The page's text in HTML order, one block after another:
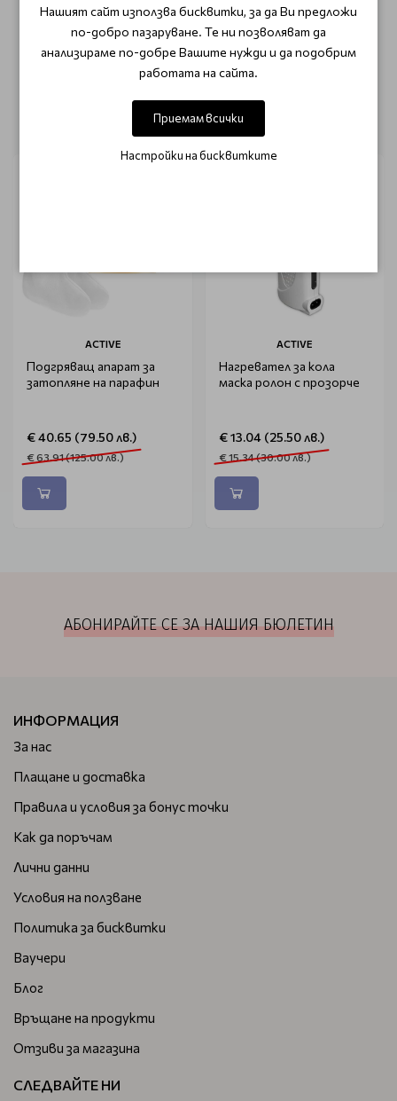
Този продукт няма отзиви.
НАПИШЕТЕ ОТЗИВ
ОЩЕ ОТ КАТЕГОРИЯТА
ACTIVE
Подгряващ апарат за
затопляне на парафин
€ 40.65 (79.50 лв.)
€ 63.91 (125.00 лв.)
ACTIVE
Нагревател за кола
маска ролон с прозорче
€ 13.04 (25.50 лв.)
€ 15.34 (30.00 лв.)
АБОНИРАЙТЕ СЕ ЗА НАШИЯ БЮЛЕТИН
ИНФОРМАЦИЯ
За нас
Плащане и доставка
Правила и условия за бонус точки
Как да поръчам
Лични данни
Условия на ползване
Политика за бисквитки
Ваучери
Блог
Връщане на продукти
Отзиви за магазина
СЛЕДВАЙТЕ НИ
Нашият сайт използва бисквитки, за да Ви предложи
по-добро пазаруване. Те ни позволяват да
анализираме по-добре Вашите нужди и да подобрим
работата на сайта.
Приемам всички
Настройки на бисквитките